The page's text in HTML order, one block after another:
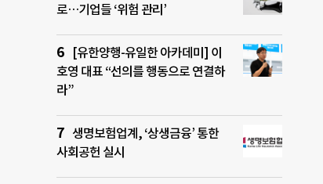
로…기업들 ‘위험 관리’
[유한양행-유일한 아카데미] 이
호영 대표 “선의를 행동으로 연결하
라”
생명보험업계, ‘상생금융’ 통한
사회공헌 실시